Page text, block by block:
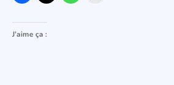
J’aime ça :